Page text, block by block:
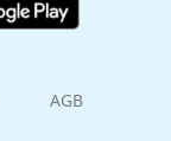
AGB